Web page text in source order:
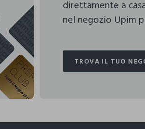
direttamente a
nel negozio Upim
TROVA IL TUO
TROVA IL TUO